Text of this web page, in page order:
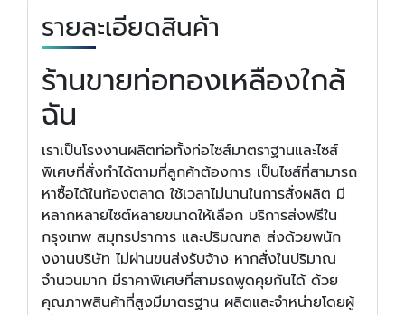
รายละเอียดสินค้า
ร้านขายท่อทองเหลืองใกล้
ฉัน
เราเป็นโรงงานผลิตท่อทั้งท่อไซส์มาตราฐานและไซส์
พิเศษที่สั่งทำได้ตามที่ลูกค้าต้องการ เป็นไซส์ที่สามารถ
หาซื้อได้ในท้องตลาด ใช้เวลาไม่นานในการสั่งผลิต มี
หลากหลายไซต์หลายขนาดให้เลือก บริการส่งฟรีใน
กรุงเทพ สมุทรปราการ และปริมณฑล ส่งด้วยพนัก
งงานบริษัท ไม่ผ่านขนส่งรับจ้าง หากสั่งในปริมาณ
จำนวนมาก มีราคาพิเศษที่สามรถพูดคุยกันได้ ด้วย
คุณภาพสินค้าที่สูงมีมาตรฐาน ผลิตและจำหน่ายโดยผู้